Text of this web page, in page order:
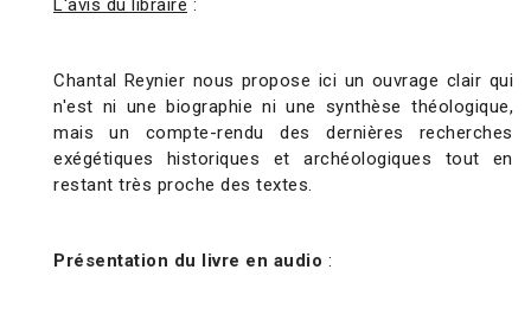
L'avis du libraire :
Chantal Reynier nous propose ici un ouvrage clair qui
n'est ni une biographie ni une synthèse théologique,
mais un compte-rendu des dernières recherches
exégétiques historiques et archéologiques tout en
restant très proche des textes.
Présentation du livre en audio :